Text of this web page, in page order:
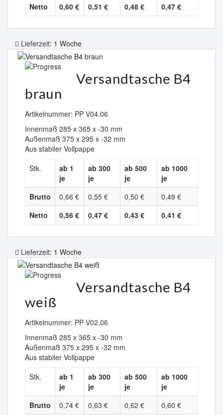
Netto
0,60 € 0,51 € 0,48 € 0,47 €
Lieferzeit: 1 Woche
Versandtasche B4
braun
Artikelnummer: PP V04.06
Innenmaß 285 x 365 x -30 mm
Außenmaß 375 x 295 x -32 mm
Aus stabiler Vollpappe
Stk.
ab 1
je
ab 300
je
ab 500
je
ab 1000
je
Brutto
0,66 € 0,55 € 0,50 €
0,49 €
Netto
0,56 € 0,47 € 0,43 € 0,41 €
Lieferzeit: 1 Woche
Versandtasche B4
weiß
Artikelnummer: PP V02.06
Innenmaß 285 x 365 x -30 mm
Außenmaß 375 x 295 x -32 mm
Aus stabiler Vollpappe
Stk.
ab 1
je
ab 300
je
ab 500
je
ab 1000
je
Brutto
0,74 € 0,63 € 0,62 €
0,60 €